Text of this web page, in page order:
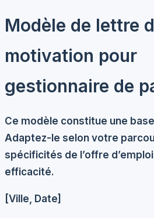
Modèle de lettre
motivation pour
gestionnaire de
Ce modèle constitue une
Adaptez-le selon votre
spécificités de l’offre
efficacité.
[Ville, Date]